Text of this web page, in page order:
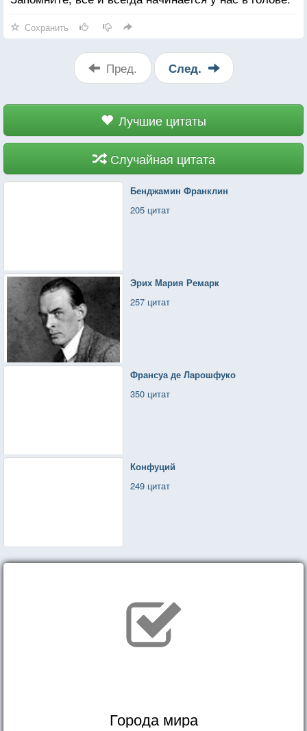
Сохранить
Пред. След.
Лучшие цитаты
Случайная цитата
Бенджамин Франклин
205 цитат
Эрих Мария Ремарк
257 цитат
Франсуа де Ларошфуко
350 цитат
Конфуций
249 цитат
Города мира